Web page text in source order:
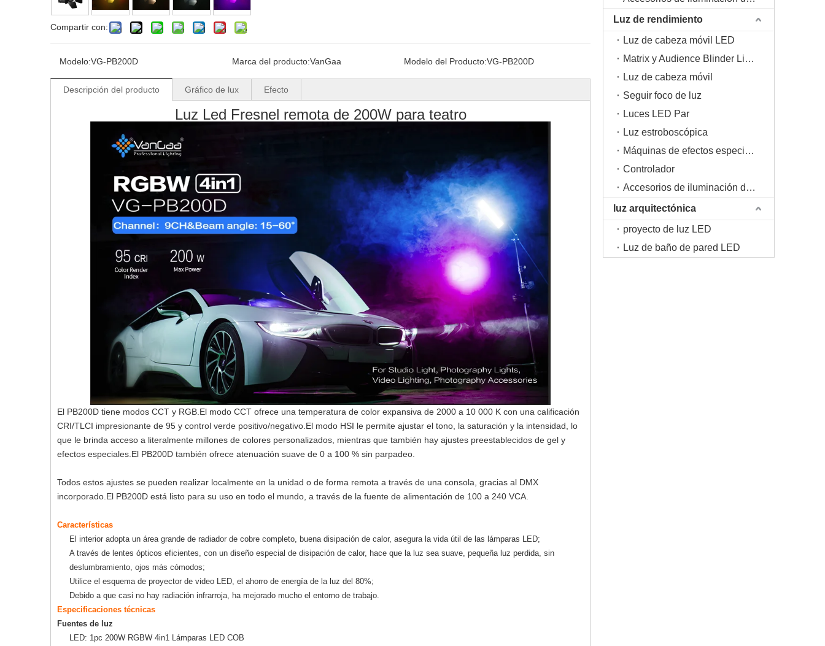
Compartir con:
Modelo:VG-PB200D Marca del producto:VanGaa Modelo del Producto:VG-PB200D
Descripción del producto Gráfico de lux Efecto
Luz Led Fresnel remota de 200W para teatro
El PB200D tiene modos CCT y RGB.El modo CCT ofrece una temperatura de color expansiva de 2000 a 10 000 K con una calificación
CRI/TLCI impresionante de 95 y control verde positivo/negativo.El modo HSI le permite ajustar el tono, la saturación y la intensidad, lo
que le brinda acceso a literalmente millones de colores personalizados, mientras que también hay ajustes preestablecidos de gel y
efectos especiales.El PB200D también ofrece atenuación suave de 0 a 100 % sin parpadeo.
Todos estos ajustes se pueden realizar localmente en la unidad o de forma remota a través de una consola, gracias al DMX
incorporado.El PB200D está listo para su uso en todo el mundo, a través de la fuente de alimentación de 100 a 240 VCA.
Características
El interior adopta un área grande de radiador de cobre completo, buena disipación de calor, asegura la vida útil de las lámparas LED;
A través de lentes ópticos eficientes, con un diseño especial de disipación de calor, hace que la luz sea suave, pequeña luz perdida, sin
deslumbramiento, ojos más cómodos;
Utilice el esquema de proyector de video LED, el ahorro de energía de la luz del 80%;
Debido a que casi no hay radiación infrarroja, ha mejorado mucho el entorno de trabajo.
Especificaciones técnicas
Fuentes de luz
LED: 1pc 200W RGBW 4in1 Lámparas LED COB
Luz de rendimiento
Luz de cabeza móvil LED
Matrix y Audience Blinder Light
Luz de cabeza móvil
Seguir foco de luz
Luces LED Par
Luz estroboscópica
Máquinas de efectos especiales de escenario
Controlador
Accesorios de iluminación de escenario
luz arquitectónica
proyecto de luz LED
Luz de baño de pared LED